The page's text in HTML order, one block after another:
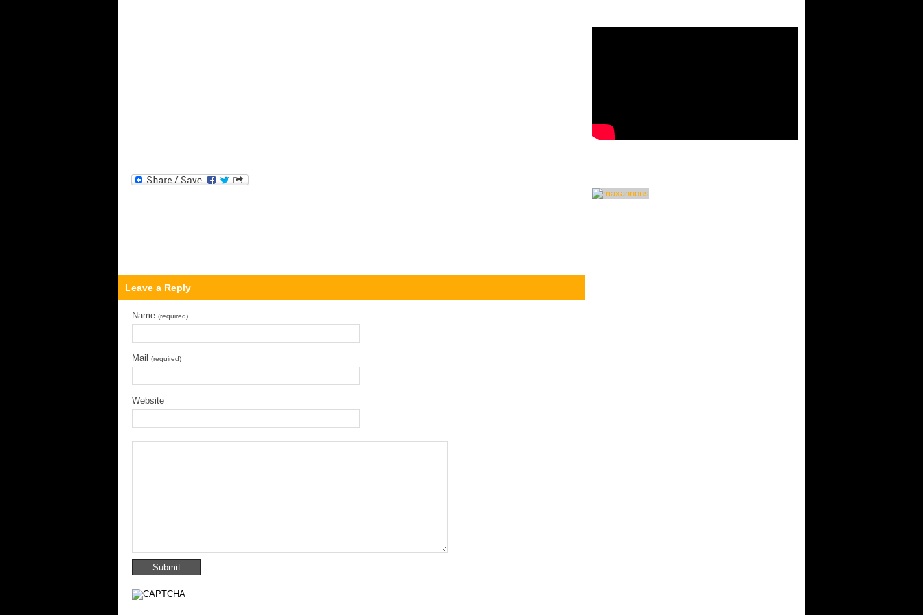
Leave a Reply
Name (required)
Mail (required)
Website